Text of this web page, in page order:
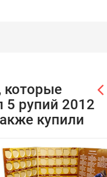
которые
5 рупий 2012
купили